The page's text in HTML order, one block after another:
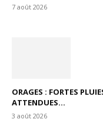
7 août 2026
ORAGES : FORTES
ATTENDUES...
3 août 2026